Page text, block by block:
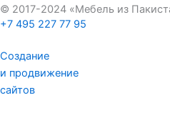
© 2017-2024 «Мебель из
+7 495 227 77 95
Создание
и продвижение
сайтов